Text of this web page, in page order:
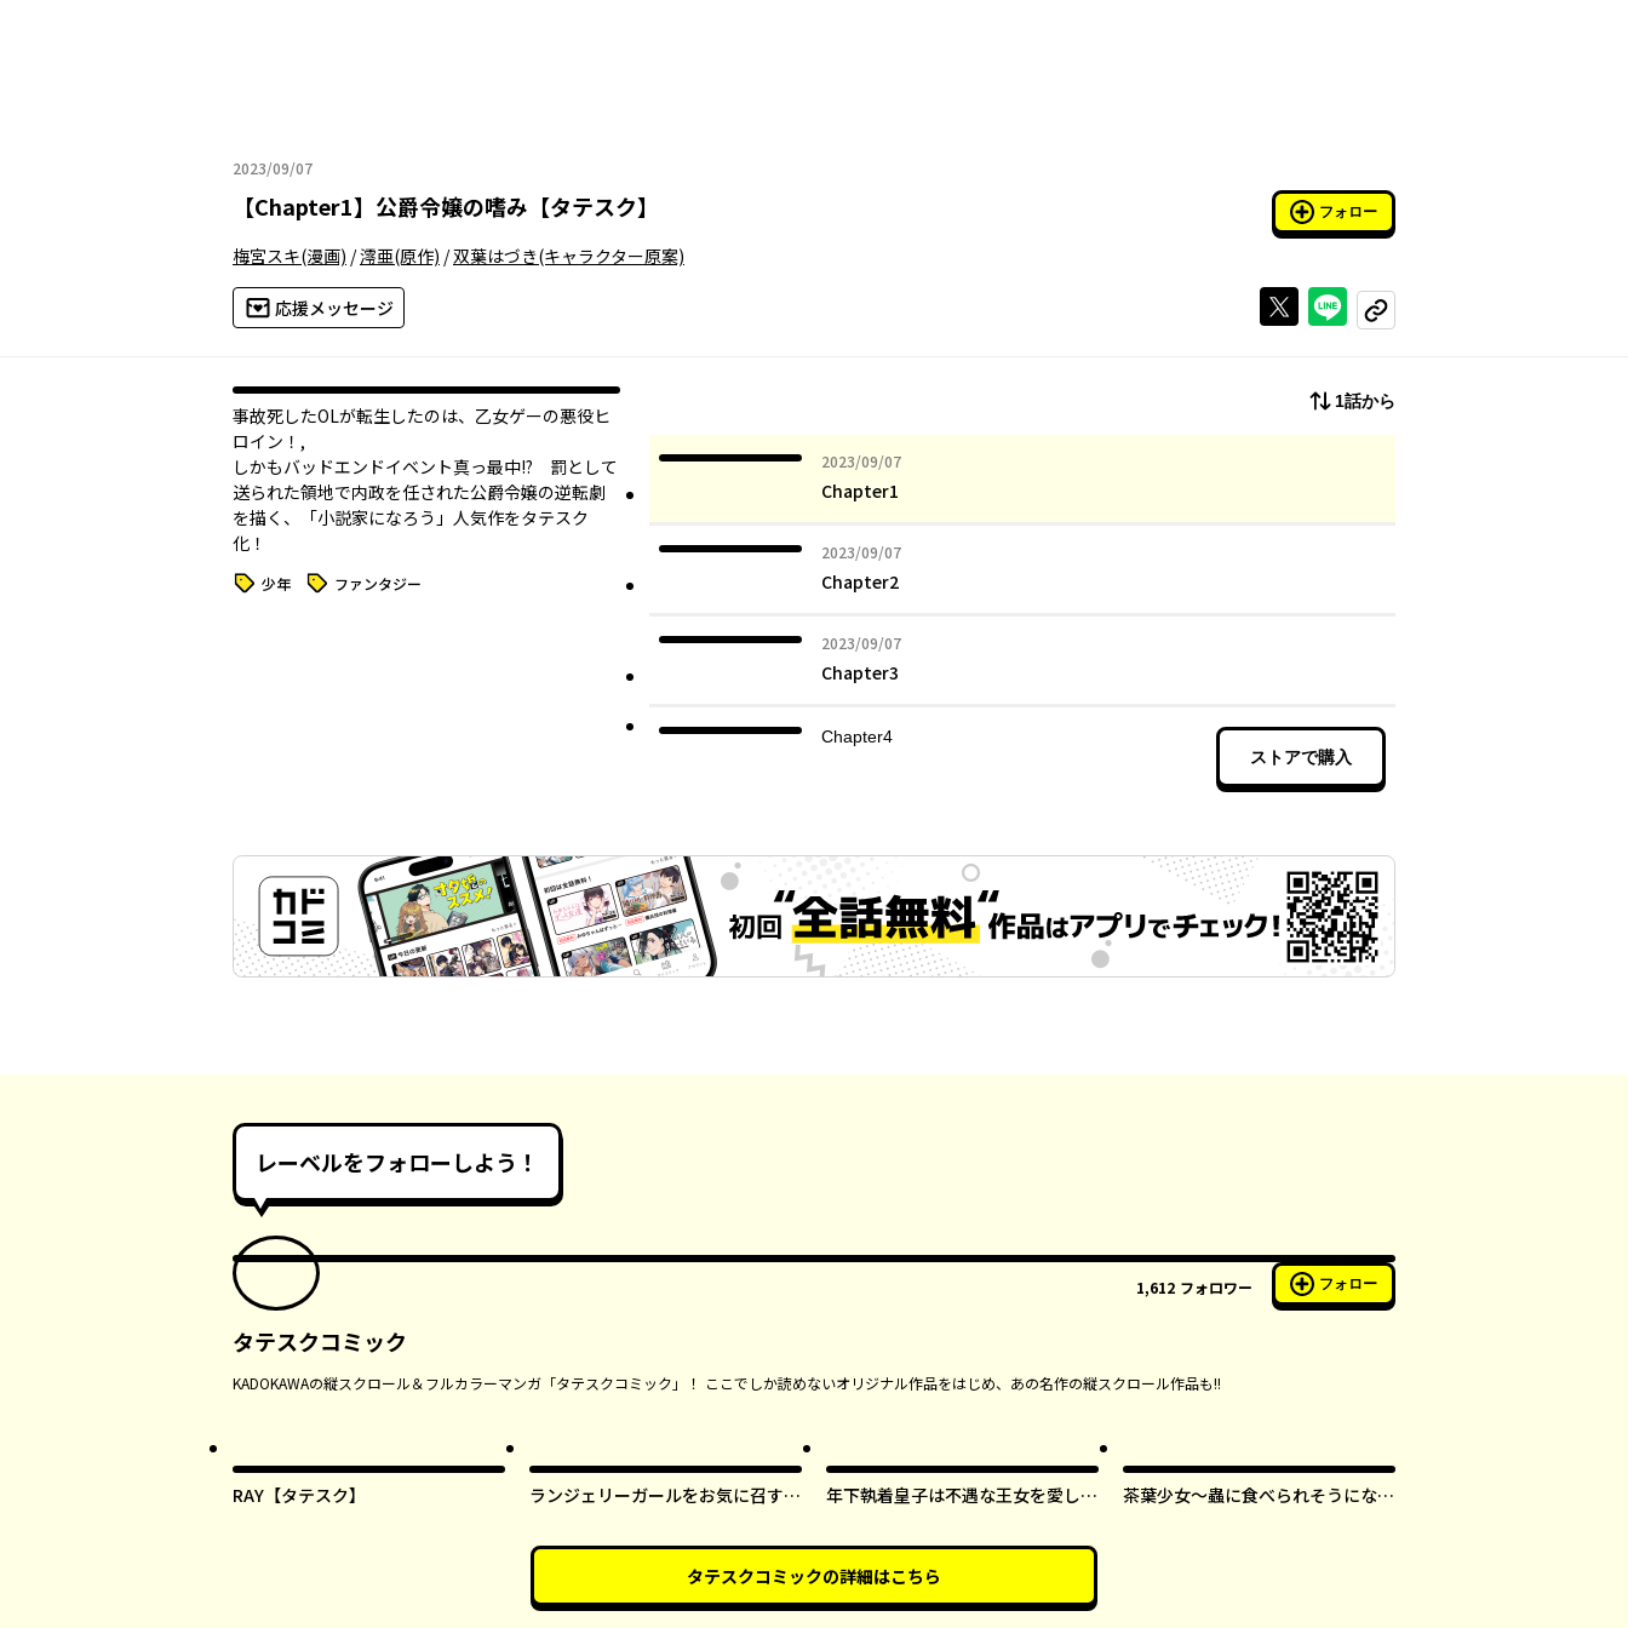
2023/09/07
2023年09月07日
【Chapter1】 公爵令嬢の嗜み【タテスク】 フォロー
梅宮スキ(漫画) /澪亜(原作) /双葉はづき(キャラクター原案)
応援メッセージ Xで投稿するラインでシェアする
コピーする
事故死したOLが転生したのは、乙女ゲーの悪役ヒ
ロイン！,
しかもバッドエンドイベント真っ最中!? 罰として
送られた領地で内政を任された公爵令嬢の逆転劇
を描く、「小説家になろう」人気作をタテスク
化！
タグ 少年 タグ ファンタジー
1話から
2023/09/07
2023年09月07日
Chapter1
2023/09/07
2023年09月07日
Chapter2
2023/09/07
2023年09月07日
Chapter3
Chapter4
ストアで購入
レーベルをフォローしよう！
1,612 フォロワー フォロー
タテスクコミック
KADOKAWAの縦スクロール＆フルカラーマンガ「タテスクコミック」！ ここでしか読めないオリジナル作品をはじめ、あの名作の縦スクロール作品も!!
RAY【タテスク】
ランジェリーガールをお気に召すま
年下執着皇子は不遇な王女を愛しす
茶葉少女～蟲に食べられそうになっ
タテスクコミックの詳細はこちら